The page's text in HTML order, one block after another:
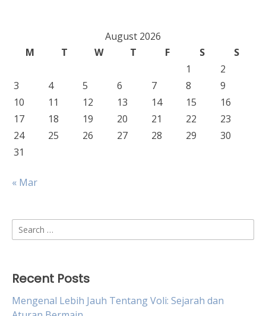
August 2026
M
T W T F S
S
1
2
3
4 5 6 7 8
9
10
11 12 13 14 15
16
17
18 19 20 21 22
23
24
25 26 27 28 29
30
31
« Mar
Search
for:
Recent Posts
Mengenal Lebih Jauh Tentang Voli: Sejarah dan